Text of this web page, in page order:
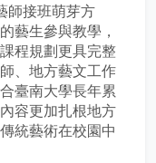
師接班萌芽方
藝生參與教學，
程規劃更具完整
、地方藝文工作
臺南大學長年累
容更加扎根地方
統藝術在校園中